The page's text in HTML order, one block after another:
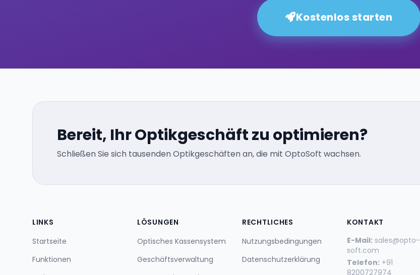
Kostenlos starten
Bereit, Ihr Optikgeschäft zu optimieren?
Schließen Sie sich tausenden Optikgeschäften an, die mit OptoSoft wachsen.
LINKS
Startseite
Funktionen
LÖSUNGEN
Optisches Kassensystem
Geschäftsverwaltung
RECHTLICHES
Nutzungsbedingungen
Datenschutzerklärung
KONTAKT
E-Mail: sales@opto-
soft.com
Telefon: +91
8200727974